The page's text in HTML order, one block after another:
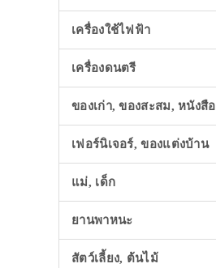
เครื่องใช้ไฟฟ้า
เครื่องดนตรี
ของเก่า, ของสะสม, หนังสือ
เฟอร์นิเจอร์, ของแต่งบ้าน
แม่, เด็ก
ยานพาหนะ
สัตว์เลี้ยง, ต้นไม้